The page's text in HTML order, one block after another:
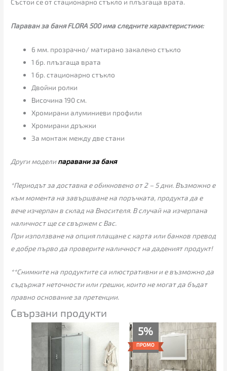
Състои се от стационарно стъкло и плъзгаща врата.
Параван за баня FLORA 500 има следните характеристики:
6 мм. прозрачно/ матирано закалено стъкло
1 бр. плъзгаща врата
1 бр. стационарно стъкло
Двойни ролки
Височина 190 см.
Хромирани алуминиеви профили
Хромирани дръжки
За монтаж между две стани
Други моделипаравани за баня
*Периодът за доставка е обикновено от 2 – 5 дни. Възможно е
към момента на завършване на поръчката, продукта да е
вече изчерпан в склад на Вносителя. В случай на изчерпана
наличност ще се свържем с Вас.
При използване на опция плащане с карта или банков превод
е добре първо да проверите наличност на даденият продукт!
**Снимките на продуктите са илюстративни и е възможно да
съдържат неточности или грешки, които не могат да бъдат
правно основание за претенции.
Свързани продукти
5%
ПРОМО
Original
was:
725.00€
(1,417.98
лв.).
Текущата
цена
689.00€
(1,347.57
лв.).